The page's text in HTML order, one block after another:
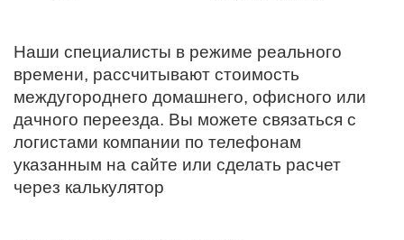
Наши специалисты в режиме реального
времени, рассчитывают стоимость
междугороднего домашнего, офисного или
дачного переезда. Вы можете связаться с
логистами компании по телефонам
указанным на сайте или сделать расчет
через калькулятор